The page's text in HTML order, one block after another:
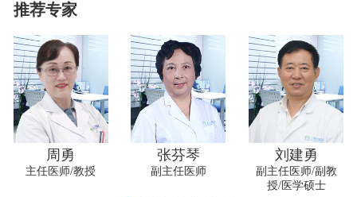
推荐专家
周勇
主任医师/教授
张芬琴
副主任医师
刘建勇
副主任医师/副教
授/医学硕士